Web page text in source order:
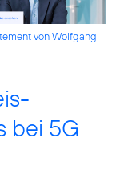
von Wolfgang
bei 5G